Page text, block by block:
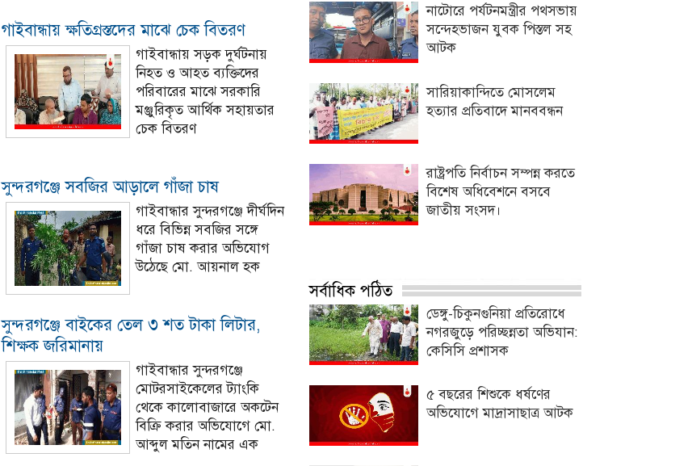
গাইবান্ধায় ক্ষতিগ্রস্তদের মাঝে চেক বিতরণ
গাইবান্ধায় সড়ক দুর্ঘটনায়
নিহত ও আহত ব্যক্তিদের
পরিবারের মাঝে সরকারি
মঞ্জুরিকৃত আর্থিক সহায়তার
চেক বিতরণ
সুন্দরগঞ্জে সবজির আড়ালে গাঁজা চাষ
গাইবান্ধার সুন্দরগঞ্জে দীর্ঘদিন
ধরে বিভিন্ন সবজির সঙ্গে
গাঁজা চাষ করার অভিযোগ
উঠেছে মো. আয়নাল হক
সুন্দরগঞ্জে বাইকের তেল ৩ শত টাকা লিটার,
শিক্ষক জরিমানায়‎
গাইবান্ধার সুন্দরগঞ্জে
মোটরসাইকেলের ট্যাংকি
থেকে কালোবাজারে অকটেন
বিক্রি করার অভিযোগে মো.
আব্দুল মতিন নামের এক
নাটোরে পর্যটনমন্ত্রীর পথসভায়
সন্দেহভাজন যুবক পিস্তল সহ
আটক
সারিয়াকান্দিতে মোসলেম
হত্যার প্রতিবাদে মানববন্ধন
রাষ্ট্রপতি নির্বাচন সম্পন্ন করতে
বিশেষ অধিবেশনে বসবে
জাতীয় সংসদ।
সর্বাধিক পঠিত
ডেঙ্গু-চিকুনগুনিয়া প্রতিরোধে
নগরজুড়ে পরিচ্ছন্নতা অভিযান:
কেসিসি প্রশাসক
৫ বছরের শিশুকে ধর্ষণের
অভিযোগে মাদ্রাসাছাত্র আটক